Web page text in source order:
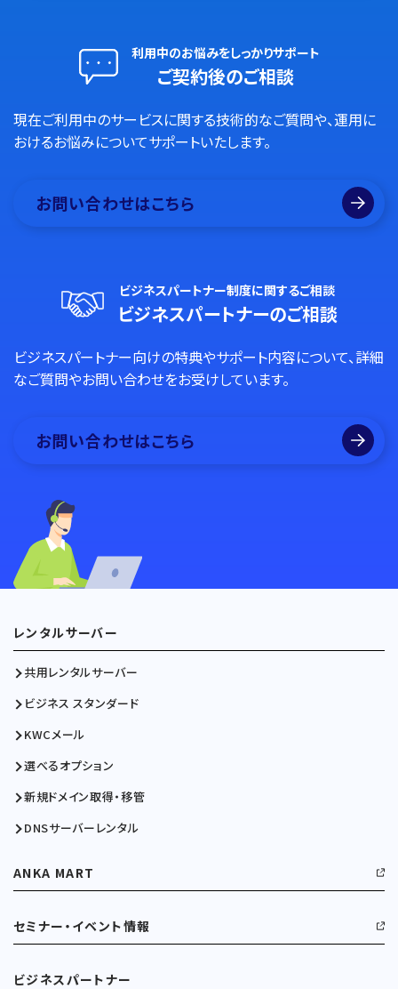
利用中のお悩みをしっかりサポート
ご契約後のご相談
現在ご利用中のサービスに関する技術的なご質問や、運用に
おけるお悩みについてサポートいたします。
お問い合わせはこちら
ビジネスパートナー制度に関するご相談
ビジネスパートナーのご相談
ビジネスパートナー向けの特典やサポート内容について、詳細
なご質問やお問い合わせをお受けしています。
お問い合わせはこちら
レンタルサーバー
共用レンタルサーバー
ビジネス スタンダード
KWCメール
選べるオプション
新規ドメイン取得・移管
DNSサーバーレンタル
ANKA MART
セミナー・イベント情報
ビジネスパートナー